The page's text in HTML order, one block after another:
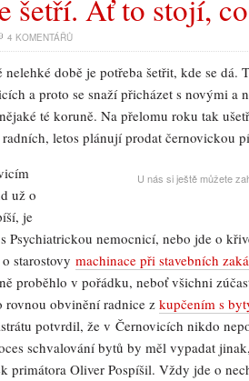
šetří. Ať to stojí,
4 KOMENTÁŘŮ
době je potřeba šetřit, kde se dá.
a proto se snaží přicházet s novými a
té koruně. Na přelomu roku tak
letos plánují prodat černovickou
U nás si ještě můžete
už o
je
Psychiatrickou nemocnicí, nebo jde o
starostovy machinace při stavebních
proběhlo v pořádku, neboť všichni
rovnou obvinění radnice z kupčením s
potvrdil, že v Černovicích nikdo
schvalování bytů by měl vypadat
primátora Oliver Pospíšil. Vždy jde o